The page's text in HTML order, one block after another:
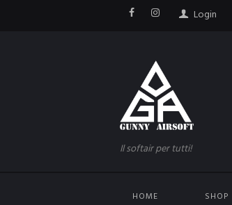
Login
Il softair per tutti!
HOME SHOP